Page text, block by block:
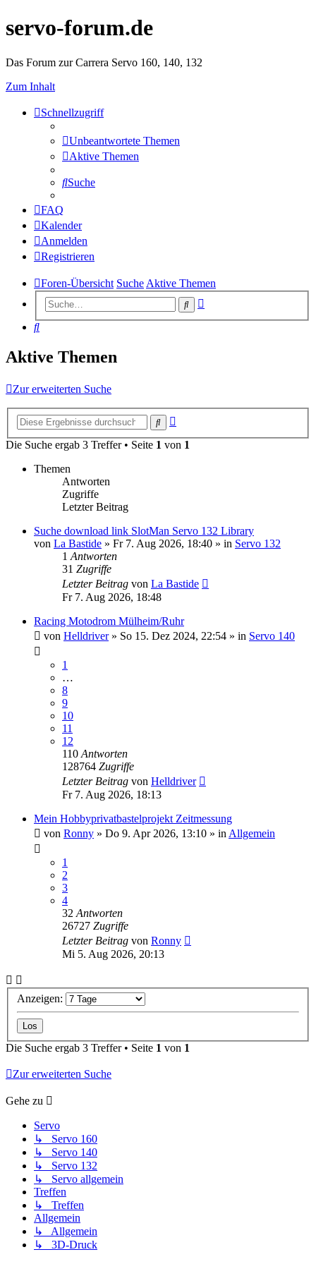
servo-forum.de
Das Forum zur Carrera Servo 160, 140, 132
Zum Inhalt
Schnellzugriff
Unbeantwortete Themen
Aktive Themen
Suche
FAQ
Kalender
Anmelden
Registrieren
Foren-Übersicht Suche Aktive Themen
Suche
Suche
Aktive Themen
Zur erweiterten Suche
Suche
Die Suche ergab 3 Treffer • Seite 1 von 1
Themen
Antworten
Zugriffe
Letzter Beitrag
Suche download link SlotMan Servo 132 Library
von La Bastide » Fr 7. Aug 2026, 18:40 » in Servo 132
1 Antworten
31 Zugriffe
Letzter Beitrag von La Bastide
Fr 7. Aug 2026, 18:48
Racing Motodrom Mülheim/Ruhr
von Helldriver» So 15. Dez 2024, 22:54 » in Servo 140
1
…
8
9
10
11
12
110 Antworten
128764 Zugriffe
Letzter Beitrag von Helldriver
Fr 7. Aug 2026, 18:13
Mein Hobbyprivatbastelprojekt Zeitmessung
von Ronny » Do 9. Apr 2026, 13:10 » in Allgemein
1
2
3
4
32 Antworten
26727 Zugriffe
Letzter Beitrag von Ronny
Mi 5. Aug 2026, 20:13
Anzeigen:
Die Suche ergab 3 Treffer • Seite 1 von 1
Zur erweiterten Suche
Gehe zu
Servo
↳ Servo 160
↳ Servo 140
↳ Servo 132
↳ Servo allgemein
Treffen
↳ Treffen
Allgemein
↳ Allgemein
↳ 3D-Druck